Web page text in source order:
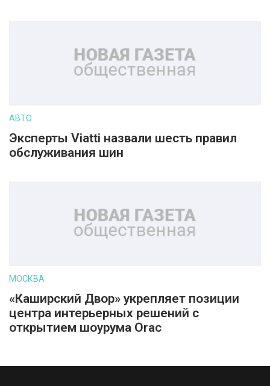
АВТО
Эксперты Viatti назвали шесть правил
обслуживания шин
МОСКВА
«Каширский Двор» укрепляет позиции
центра интерьерных решений с
открытием шоурума Orac